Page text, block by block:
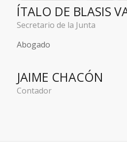
ÍTALO DE BLASIS
Secretario de la Junta
Abogado
JAIME CHACÓN
Contador